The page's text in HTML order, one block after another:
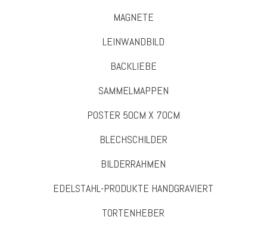
MAGNETE
LEINWANDBILD
BACKLIEBE
SAMMELMAPPEN
POSTER 50CM X 70CM
BLECHSCHILDER
BILDERRAHMEN
EDELSTAHL-PRODUKTE HANDGRAVIERT
TORTENHEBER